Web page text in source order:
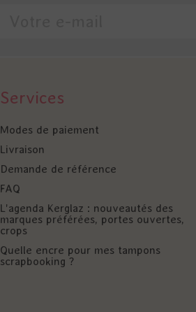
Services
Modes de paiement
Livraison
Demande de référence
FAQ
L'agenda Kerglaz : nouveautés des
marques préférées, portes ouvertes,
crops
Quelle encre pour mes tampons
scrapbooking ?